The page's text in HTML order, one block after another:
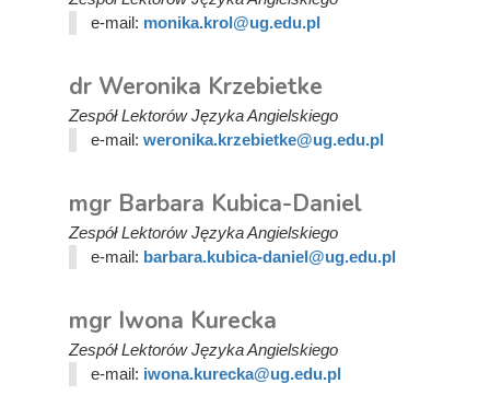
e-mail: monika.krol@ug.edu.pl
dr Weronika Krzebietke
Zespół Lektorów Języka Angielskiego
e-mail: weronika.krzebietke@ug.edu.pl
mgr Barbara Kubica-Daniel
Zespół Lektorów Języka Angielskiego
e-mail: barbara.kubica-daniel@ug.edu.pl
mgr Iwona Kurecka
Zespół Lektorów Języka Angielskiego
e-mail: iwona.kurecka@ug.edu.pl